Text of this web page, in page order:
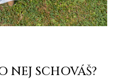
NEJ SCHOVÁŠ?